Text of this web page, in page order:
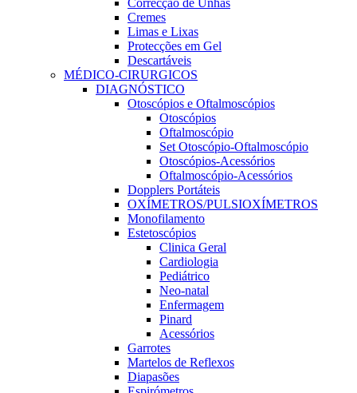
Correcção de Unhas
Cremes
Limas e Lixas
Protecções em Gel
Descartáveis
MÉDICO-CIRURGICOS
DIAGNÓSTICO
Otoscópios e Oftalmoscópios
Otoscópios
Oftalmoscópio
Set Otoscópio-Oftalmoscópio
Otoscópios-Acessórios
Oftalmoscópio-Acessórios
Dopplers Portáteis
OXÍMETROS/PULSIOXÍMETROS
Monofilamento
Estetoscópios
Clinica Geral
Cardiologia
Pediátrico
Neo-natal
Enfermagem
Pinard
Acessórios
Garrotes
Martelos de Reflexos
Diapasões